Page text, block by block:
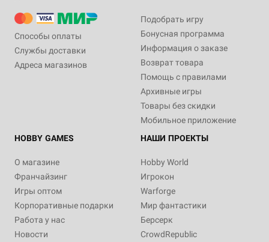
Способы оплаты
Службы доставки
Адреса магазинов
Подобрать игру
Бонусная программа
Информация о заказе
Возврат товара
Помощь с правилами
Архивные игры
Товары без скидки
Мобильное приложение
HOBBY GAMES
О магазине
Франчайзинг
Игры оптом
Корпоративные подарки
Работа у нас
Новости
НАШИ ПРОЕКТЫ
Hobby World
Игрокон
Warforge
Мир фантастики
Берсерк
CrowdRepublic